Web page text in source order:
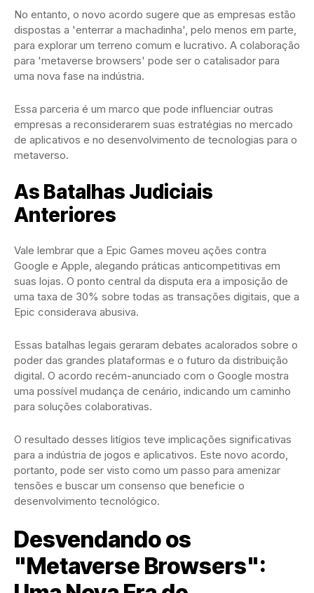
No entanto, o novo acordo sugere que as empresas estão
dispostas a 'enterrar a machadinha', pelo menos em parte,
para explorar um terreno comum e lucrativo. A colaboração
para 'metaverse browsers' pode ser o catalisador para
uma nova fase na indústria.
Essa parceria é um marco que pode influenciar outras
empresas a reconsiderarem suas estratégias no mercado
de aplicativos e no desenvolvimento de tecnologias para o
metaverso.
As Batalhas Judiciais
Anteriores
Vale lembrar que a Epic Games moveu ações contra
Google e Apple, alegando práticas anticompetitivas em
suas lojas. O ponto central da disputa era a imposição de
uma taxa de 30% sobre todas as transações digitais, que a
Epic considerava abusiva.
Essas batalhas legais geraram debates acalorados sobre o
poder das grandes plataformas e o futuro da distribuição
digital. O acordo recém-anunciado com o Google mostra
uma possível mudança de cenário, indicando um caminho
para soluções colaborativas.
O resultado desses litígios teve implicações significativas
para a indústria de jogos e aplicativos. Este novo acordo,
portanto, pode ser visto como um passo para amenizar
tensões e buscar um consenso que beneficie o
desenvolvimento tecnológico.
Desvendando os
"Metaverse Browsers":